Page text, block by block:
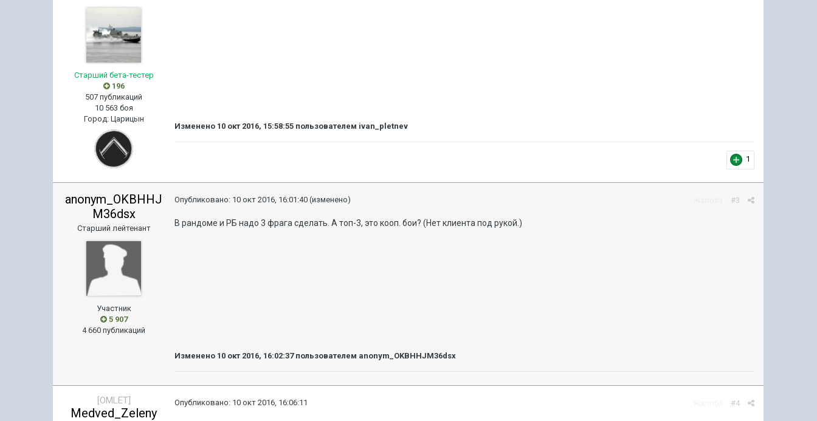
Старший бета-тестер
196
507 публикаций
10 563 боя
Город: Царицын
Изменено 10 окт 2016, 15:58:55 пользователем ivan_pletnev
1
anonym_OKBHHJ
M36dsx
Старший лейтенант
Участник
5 907
4 660 публикаций
#3
Опубликовано: 10 окт 2016, 16:01:40 (изменено)
В рандоме и РБ надо 3 фрага сделать. А топ-3, это кооп. бои? (Нeт клиента под рукой.)
Изменено 10 окт 2016, 16:02:37пользователем anonym_OKBHHJM36dsx
[OMLET]
Medved_Zeleny
#4
Опубликовано: 10 окт 2016, 16:06:11